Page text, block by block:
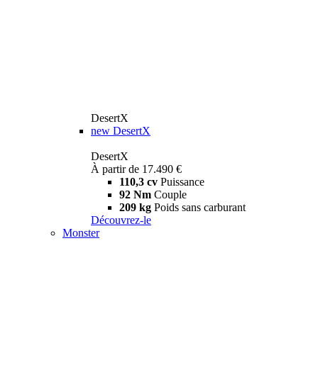
DesertX
new DesertX
DesertX
À partir de 17.490 €
110,3 cv Puissance
92 Nm Couple
209 kg Poids sans carburant
Découvrez-le
Monster